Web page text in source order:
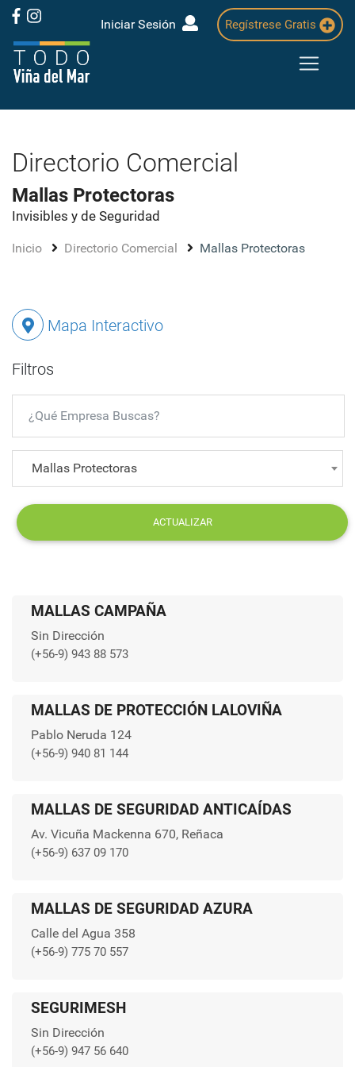
Iniciar Sesión Regístrese Gratis
Directorio Comercial
Mallas Protectoras
Invisibles y de Seguridad
Inicio Directorio Comercial Mallas Protectoras
Mapa Interactivo
Filtros
Mallas Protectoras
ACTUALIZAR
MALLAS CAMPAÑA
Sin Dirección
(+56-9) 943 88 573
MALLAS DE PROTECCIÓN LALOVIÑA
Pablo Neruda 124
(+56-9) 940 81 144
MALLAS DE SEGURIDAD ANTICAÍDAS
Av. Vicuña Mackenna 670, Reñaca
(+56-9) 637 09 170
MALLAS DE SEGURIDAD AZURA
Calle del Agua 358
(+56-9) 775 70 557
SEGURIMESH
Sin Dirección
(+56-9) 947 56 640